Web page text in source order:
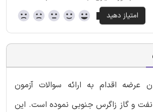
عرضه اقدام به ارائه سوالات آزمون
و گاز زاگرس جنوبی نموده است. این